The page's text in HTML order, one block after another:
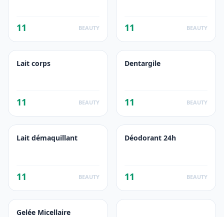
11 BEAUTY 11 BEAUTY
Lait corps
11 BEAUTY
Dentargile
11 BEAUTY
Lait démaquillant
11 BEAUTY
Déodorant 24h
11 BEAUTY
Gelée Micellaire